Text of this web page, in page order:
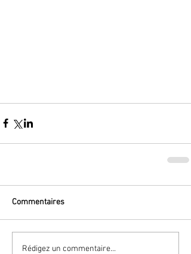
Commentaires
Rédigez un commentaire...